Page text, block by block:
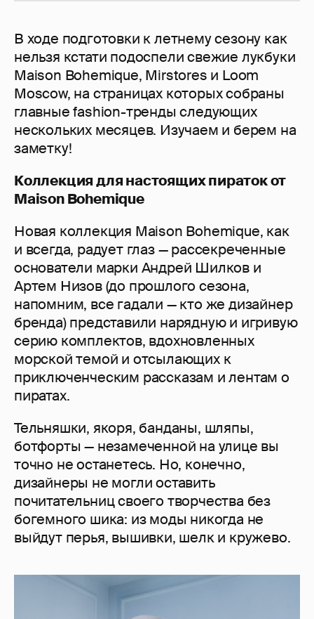
В ходе подготовки к летнему сезону как
нельзя кстати подоспели свежие лукбуки
Maison Bohemique, Mirstores и Loom
Moscow, на страницах которых собраны
главные fashion-тренды следующих
нескольких месяцев. Изучаем и берем на
заметку!
Коллекция для настоящих пираток от
MaisonBohemique
Новая коллекция Maison Bohemique, как
и всегда, радует глаз — рассекреченные
основатели марки Андрей Шилков и
Артем Низов (до прошлого сезона,
напомним, все гадали — кто же дизайнер
бренда) представили нарядную и игривую
серию комплектов, вдохновленных
морской темой и отсылающих к
приключенческим рассказам и лентам о
пиратах.
Тельняшки, якоря, банданы, шляпы,
ботфорты — незамеченной на улице вы
точно не останетесь. Но, конечно,
дизайнеры не могли оставить
почитательниц своего творчества без
богемного шика: из моды никогда не
выйдут перья, вышивки, шелк и кружево.